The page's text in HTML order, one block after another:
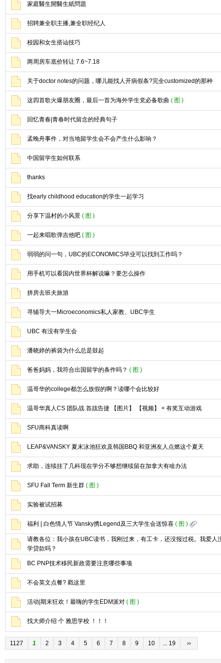
家庭醫生開醫生紙問題
招聘兼全职主播,兼全职经纪人
校园和女生搭讪技巧
两周房车底价转让 7.6~7.18
关于doctor notes的问题，哪儿能找人开病假条?完全customized的那种
这四首歌火爆朋友圈，最后一首为海外学生党必备歌曲 ( 图 )
回忆青春|青春时代留念的经典句子
孟晚舟事件，对当地留学生会不会产生什么影响？
中国留学生如何联系
thanks
找early childhood education的学生一起学习
分享下温村的小风景 ( 图 )
一起来唱歌弹吉他吧 ( 图 )
弱弱的问一句，UBC的ECONOMICS毕业可以找到工作吗？
用手机可以看国内世界杯解说嘛？要怎么操作
拼房去班夫旅游
寻辅导大一Microeconomics私人家教、UBC学生
UBC 有没有学生会
潘晓婷的裤袋为什么总是鼓起
爸爸妈妈，我符合出国留学的条件吗？ ( 图 )
温哥华的college都怎么放假的啊？读哪个会比较好
温哥华真人CS 团队战 首战告捷 【图片】 【视频】 + 有奖互动游戏
SFU商科真读啊
LEAP&VANSKY 夏末泳池狂欢及韩国BBQ 和亚洲友人点燃这个夏天
求助，连续挂了几科现在学分不够想继续留在加拿大有啥办法
SFU Fall Term 新生群 ( 图 )
实验被试招募
福利 | 白色情人节 Vansky携Legend及三大学生会送惊喜 ( 图 )
请教各位：我小孩在UBC读书，我刚过来，有工卡，还没报过税。我爱人
学贷款吗？
BC PNP技术移民新政需要注意哪些事项
不会英文点餐? 戳这里
活动|期末狂欢！最嗨的学生EDM派对 ( 图 )
找大师介绍 个 雅思学校 ！！！
1127 1 2 3 4 5 6 7 8 9 10 ... 19 ››